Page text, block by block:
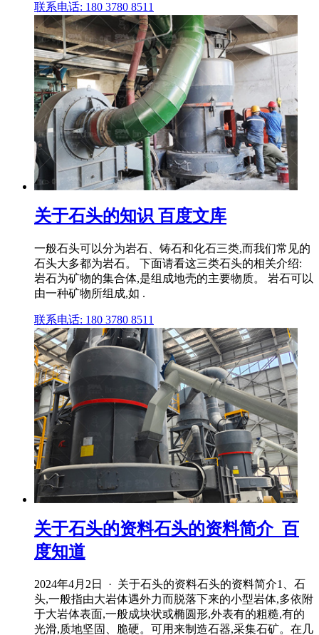
联系电话: 180 3780 8511
关于石头的知识 百度文库
一般石头可以分为岩石、铸石和化石三类,而我们常见的
石头大多都为岩石。 下面请看这三类石头的相关介绍:
岩石为矿物的集合体,是组成地壳的主要物质。 岩石可以
由一种矿物所组成,如 .
联系电话: 180 3780 8511
关于石头的资料石头的资料简介_百
度知道
2024年4月2日 · 关于石头的资料石头的资料简介1、石
头,一般指由大岩体遇外力而脱落下来的小型岩体,多依附
于大岩体表面,一般成块状或椭圆形,外表有的粗糙,有的
光滑,质地坚固、脆硬。可用来制造石器,采集石矿。在几